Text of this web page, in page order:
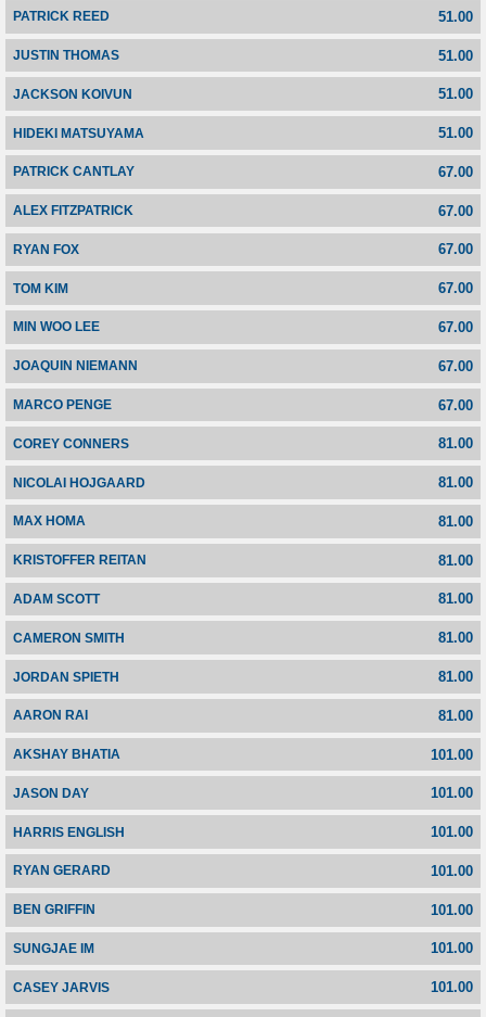
PATRICK REED 51.00
JUSTIN THOMAS 51.00
JACKSON KOIVUN 51.00
HIDEKI MATSUYAMA 51.00
PATRICK CANTLAY 67.00
ALEX FITZPATRICK 67.00
RYAN FOX 67.00
TOM KIM 67.00
MIN WOO LEE 67.00
JOAQUIN NIEMANN 67.00
MARCO PENGE 67.00
COREY CONNERS 81.00
NICOLAI HOJGAARD 81.00
MAX HOMA 81.00
KRISTOFFER REITAN 81.00
ADAM SCOTT 81.00
CAMERON SMITH 81.00
JORDAN SPIETH 81.00
AARON RAI 81.00
AKSHAY BHATIA 101.00
JASON DAY 101.00
HARRIS ENGLISH 101.00
RYAN GERARD 101.00
BEN GRIFFIN 101.00
SUNGJAE IM 101.00
CASEY JARVIS 101.00